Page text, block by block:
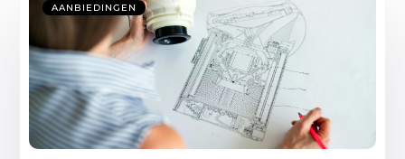
AANBIEDINGEN